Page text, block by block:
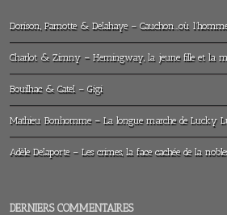
Dorison, Parnotte & Delahaye – Cauchon…où
Charlot & Zimny – Hemingway, la jeune fille et la
Bouilhac & Catel – Gigi
Mathieu Bonhomme – La longue marche de Lucky
Adèle Delaporte – Les crimes, la face cachée de la
DERNIERS COMMENTAIRES